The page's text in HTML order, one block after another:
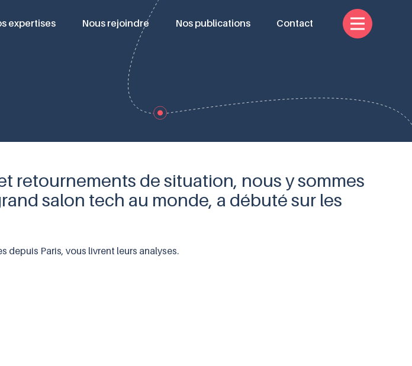
expertises Nous rejoindre Nos publications Contact
retournements de situation, nous y sommes
salon tech au monde, a débuté sur les
depuis Paris, vous livrent leurs analyses.